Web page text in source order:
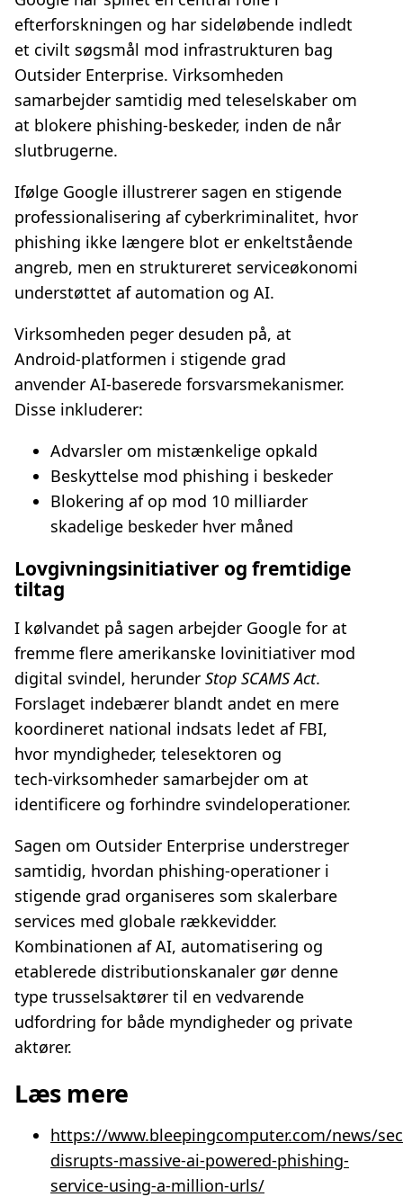
efterforskningen og har sideløbende indledt
et civilt søgsmål mod infrastrukturen bag
Outsider Enterprise. Virksomheden
samarbejder samtidig med teleselskaber om
at blokere phishing‑beskeder, inden de når
slutbrugerne.
Ifølge Google illustrerer sagen en stigende
professionalisering af cyberkriminalitet, hvor
phishing ikke længere blot er enkeltstående
angreb, men en struktureret serviceøkonomi
understøttet af automation og AI.
Virksomheden peger desuden på, at
Android‑platformen i stigende grad
anvender AI‑baserede forsvarsmekanismer.
Disse inkluderer:
Advarsler om mistænkelige opkald
Beskyttelse mod phishing i beskeder
Blokering af op mod 10 milliarder
skadelige beskeder hver måned
Lovgivningsinitiativer og fremtidige
tiltag
I kølvandet på sagen arbejder Google for at
fremme flere amerikanske lovinitiativer mod
digital svindel, herunder Stop SCAMS Act.
Forslaget indebærer blandt andet en mere
koordineret national indsats ledet af FBI,
hvor myndigheder, telesektoren og
tech‑virksomheder samarbejder om at
identificere og forhindre svindeloperationer.
Sagen om Outsider Enterprise understreger
samtidig, hvordan phishing‑operationer i
stigende grad organiseres som skalerbare
services med globale rækkevidder.
Kombinationen af AI, automatisering og
etablerede distributionskanaler gør denne
type trusselsaktører til en vedvarende
udfordring for både myndigheder og private
aktører.
Læs mere
https://www.bleepingcomputer.com/news/
disrupts-massive-ai-powered-phishing-
service-using-a-million-urls/